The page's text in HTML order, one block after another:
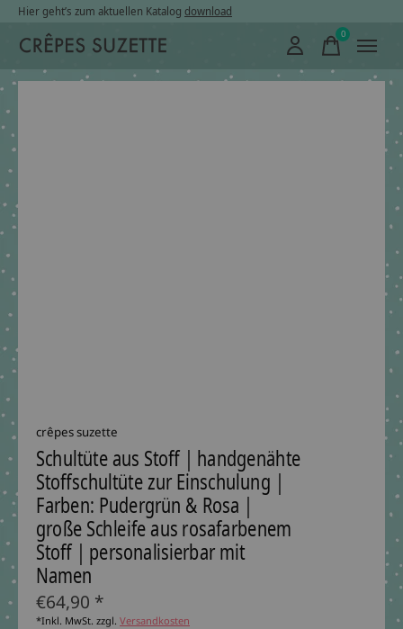
Hier geht’s zum aktuellen Katalog download
0items
crêpes suzette
Schultüte aus Stoff | handgenähte
Stoffschultüte zur Einschulung |
Farben: Pudergrün & Rosa |
große Schleife aus rosafarbenem
Stoff | personalisierbar mit
Namen
€64,90 *
*Inkl. MwSt. zzgl. Versandkosten